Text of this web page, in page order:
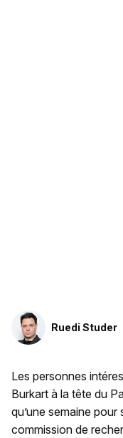
Ruedi Studer
Les personnes
Burkart à la tête du
qu’une semaine
commission de